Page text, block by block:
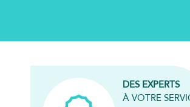
DES EXPERTS
À VOTRE